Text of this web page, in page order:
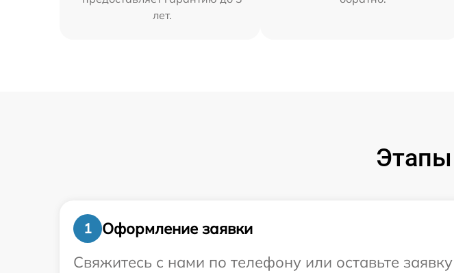
лет.
1
Оформление заявки
Свяжитесь с нами по телефону или оставьте